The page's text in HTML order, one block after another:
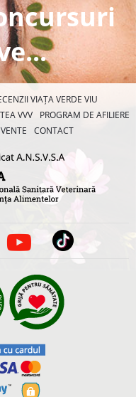
VIAȚA VERDE VIU
VVV
PROGRAM DE AFILIERE
CONTACT